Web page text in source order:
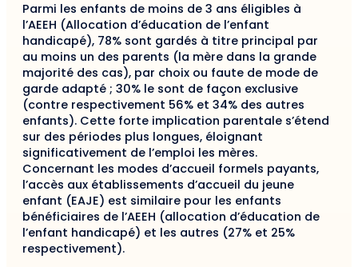
Parmi les enfants de moins de 3 ans éligibles à
l’AEEH (Allocation d’éducation de l’enfant
handicapé), 78% sont gardés à titre principal par
au moins un des parents (la mère dans la grande
majorité des cas), par choix ou faute de mode de
garde adapté ; 30% le sont de façon exclusive
(contre respectivement 56% et 34% des autres
enfants). Cette forte implication parentale s’étend
sur des périodes plus longues, éloignant
significativement de l’emploi les mères.
Concernant les modes d’accueil formels payants,
l’accès aux établissements d’accueil du jeune
enfant (EAJE) est similaire pour les enfants
bénéficiaires de l’AEEH (allocation d’éducation de
l’enfant handicapé) et les autres (27% et 25%
respectivement).